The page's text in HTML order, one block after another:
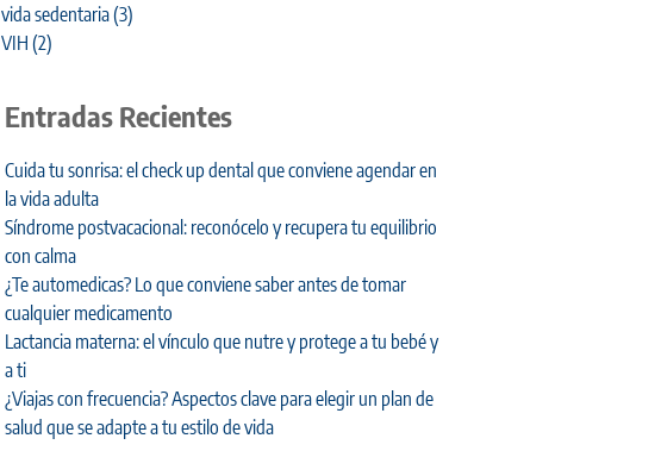
vida sedentaria(3)
VIH (2)
Entradas Recientes
Cuida tu sonrisa: el check up dental que conviene agendar en
la vida adulta
Síndrome postvacacional: reconócelo y recupera tu equilibrio
con calma
¿Te automedicas? Lo que conviene saber antes de tomar
cualquier medicamento
Lactancia materna: el vínculo que nutre y protege a tu bebé y
a ti
¿Viajas con frecuencia? Aspectos clave para elegir un plan de
salud que se adapte a tu estilo de vida